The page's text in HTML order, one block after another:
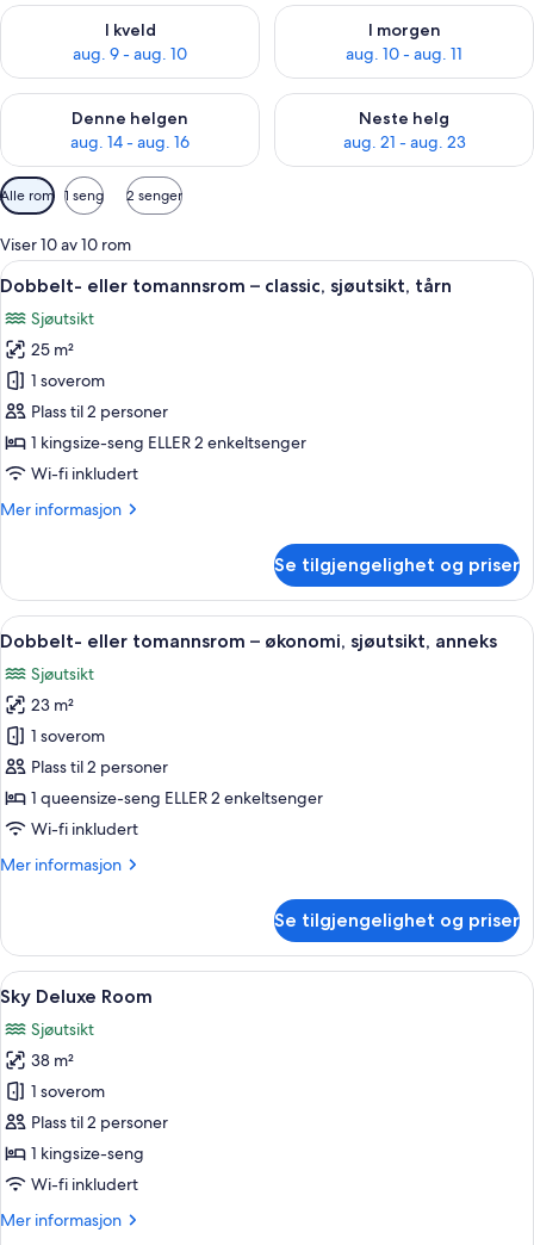
I kveld
aug. 9 - aug. 10
Sjekk tilgjengelighet for i kveld, aug. 9 - aug. 10
I morgen
aug. 10 - aug. 11
Sjekk tilgjengelighet for i
Denne helgen
aug. 14 - aug. 16
Sjekk tilgjengelighet for denne helgen, aug. 14 - aug. 16
Neste helg
aug. 21 - aug. 23
Sjekk tilgjengelighet for
Tilgjengelige
filtre
for
rom
Alle rom 1 seng 2 senger
Viser 10 av 10 rom
Åpne
alle
bildene
av
Dobbelt-
eller
tomannsrom
–
sjøutsikt,
4
Dobbelt- eller tomannsrom – classic, sjøutsikt, tårn
Sjøutsikt
25 m²
1 soverom
Plass til 2 personer
1 kingsize-seng ELLER 2 enkeltsenger
Wi-fi inkludert
Mer informasjon
Mer
eller
tomannsrom
–
sjøutsikt,
tårn
Se tilgjengelighet og priser
Åpne
alle
bildene
av
Dobbelt-
eller
tomannsrom
–
sjøutsikt,
Dobbelt- eller tomannsrom –
4
Dobbelt- eller tomannsrom – økonomi, sjøutsikt, anneks
Sjøutsikt
23 m²
1 soverom
Plass til 2 personer
1 queensize-seng ELLER 2 enkeltsenger
Wi-fi inkludert
Mer informasjon
Mer
eller
tomannsrom
–
økonomi,
sjøutsikt,
anneks
Se tilgjengelighet og priser
Åpne
alle
bildene
av
Sky
Deluxe
Room
4
Sky Deluxe Room
Sjøutsikt
38 m²
1 soverom
Plass til 2 personer
1 kingsize-seng
Wi-fi inkludert
Mer informasjon
Mer